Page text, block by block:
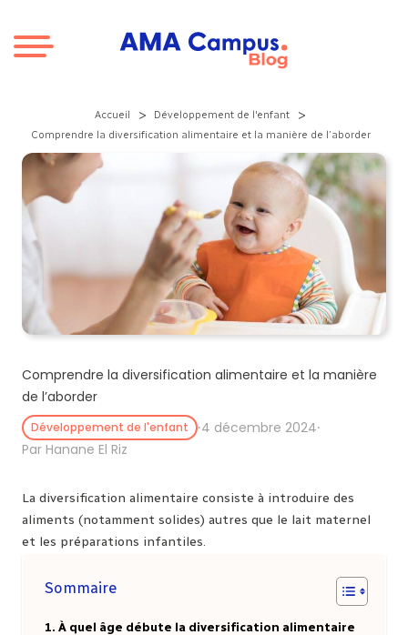
Accueil > Développement de l'enfant >
Comprendre la diversification alimentaire et la manière de l’aborder
Comprendre la diversification alimentaire et la manière
de l’aborder
Développement de l'enfant ⸱4 décembre 2024⸱
Par Hanane El Riz
La diversification alimentaire consiste à introduire des
aliments (notamment solides) autres que le lait maternel
et les préparations infantiles.
Sommaire
À quel âge débute la diversification alimentaire